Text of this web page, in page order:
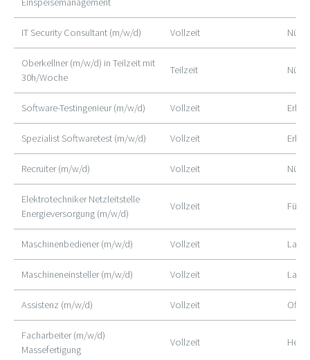
IT Security Consultant (m/w/d) Vollzeit
Oberkellner (m/w/d) in Teilzeit mit
30h/Woche
Teilzeit
Software-Testingenieur (m/w/d) Vollzeit
Spezialist Softwaretest (m/w/d) Vollzeit
Recruiter (m/w/d) Vollzeit
Elektrotechniker Netzleitstelle
Energieversorgung (m/w/d)
Vollzeit Fürth
Maschinenbediener (m/w/d) Vollzeit Lauf
Maschineneinsteller (m/w/d) Vollzeit Lauf
Assistenz (m/w/d) Vollzeit
Facharbeiter (m/w/d)
Massefertigung
Vollzeit